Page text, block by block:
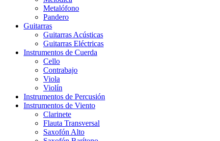
Metalófono
Pandero
Guitarras
Guitarras Acústicas
Guitarras Eléctricas
Instrumentos de Cuerda
Cello
Contrabajo
Viola
Violín
Instrumentos de Percusión
Instrumentos de Viento
Clarinete
Flauta Transversal
Saxofón Alto